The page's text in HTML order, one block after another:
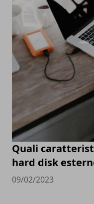
Quali
hard disk
09/02/2023